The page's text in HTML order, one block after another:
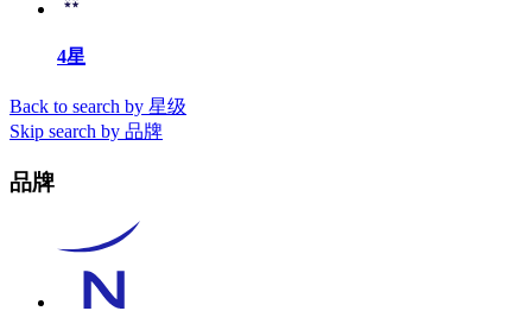
4星
Back to search by 星级
Skip search by 品牌
品牌